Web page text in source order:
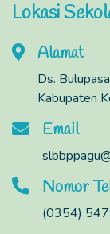
Lokasi
Alamat
Ds.
Kabupaten
Email
Nomor
(0354)